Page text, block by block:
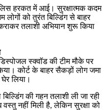
हरकत में आई। सुरक्षात्मक कदम
लोगों को तुरंत बिल्डिंग से बाहर
तलाशी अभियान शुरू किया
स्क्वॉड की टीम मौके पर
कोर्ट के बाहर सैकड़ों लोग जमा
लिया।
बिल्डिंग की गहन तलाशी ली जा रही
नहीं मिली है, लेकिन सुरक्षा को